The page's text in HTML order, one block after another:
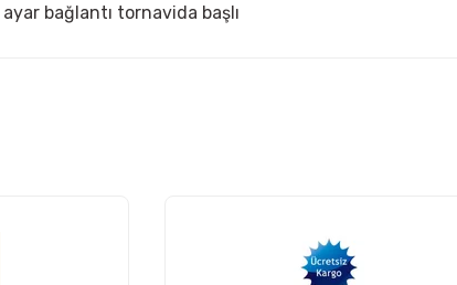
bağlantı tornavida başlı
daha pahalı.